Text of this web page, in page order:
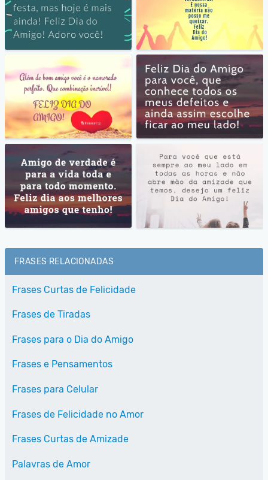
FRASES RELACIONADAS
Frases Curtas de Felicidade
Frases de Tiradas
Frases para o Dia do Amigo
Frases e Pensamentos
Frases para Celular
Frases de Felicidade no Amor
Frases Curtas de Amizade
Palavras de Amor